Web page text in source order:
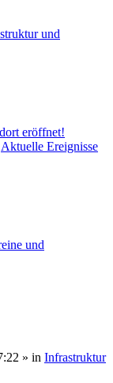
und
eröffnet!
Aktuelle Ereignisse
und
» in Infrastruktur